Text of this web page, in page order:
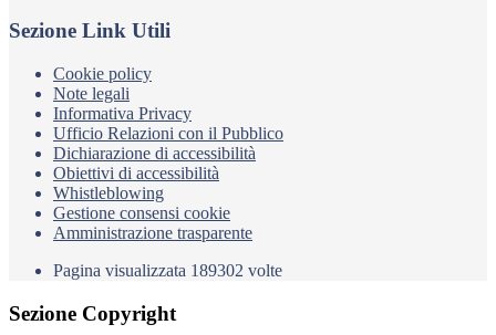
Sezione Link Utili
Cookie policy
Note legali
Informativa Privacy
Ufficio Relazioni con il Pubblico
Dichiarazione di accessibilità
Obiettivi di accessibilità
Whistleblowing
Gestione consensi cookie
Amministrazione trasparente
Pagina visualizzata 189302 volte
Sezione Copyright